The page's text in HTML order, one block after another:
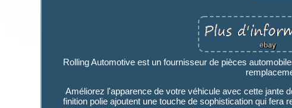
Rolling Automotive est un fournisseur de pièces
Améliorez l'apparence de votre véhicule avec cette jante
finition polie ajoutent une touche de sophistication qui